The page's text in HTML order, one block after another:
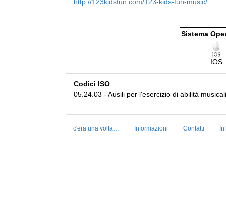
http://123kidsfun.com/123-kids-fun-music/
Sistema
IOS
Codici ISO
05.24.03 - Ausili per l'esercizio di abilità musicali
c'era una volta… Informazioni Contatti